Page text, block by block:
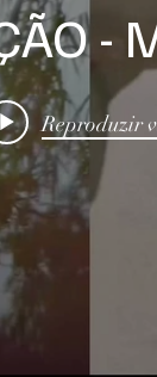
-
Reproduzir